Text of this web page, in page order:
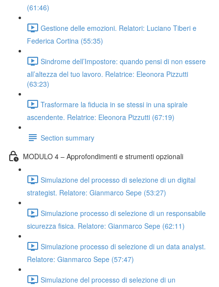
(61:46)
Gestione delle emozioni. Relatori: Luciano Tiberi e
Federica Cortina (55:35)
Sindrome dell’Impostore: quando pensi di non essere
all’altezza del tuo lavoro. Relatrice: Eleonora Pizzutti
(63:23)
Trasformare la fiducia in se stessi in una spirale
ascendente. Relatrice: Eleonora Pizzutti (67:19)
Section summary
MODULO 4 – Approfondimenti e strumenti opzionali
Simulazione del processo di selezione di un digital
strategist. Relatore: Gianmarco Sepe (53:27)
Simulazione processo di selezione di un responsabile
sicurezza fisica. Relatore: Gianmarco Sepe (62:11)
Simulazione processo di selezione di un data analyst.
Relatore: Gianmarco Sepe (57:47)
Simulazione del processo di selezione di un